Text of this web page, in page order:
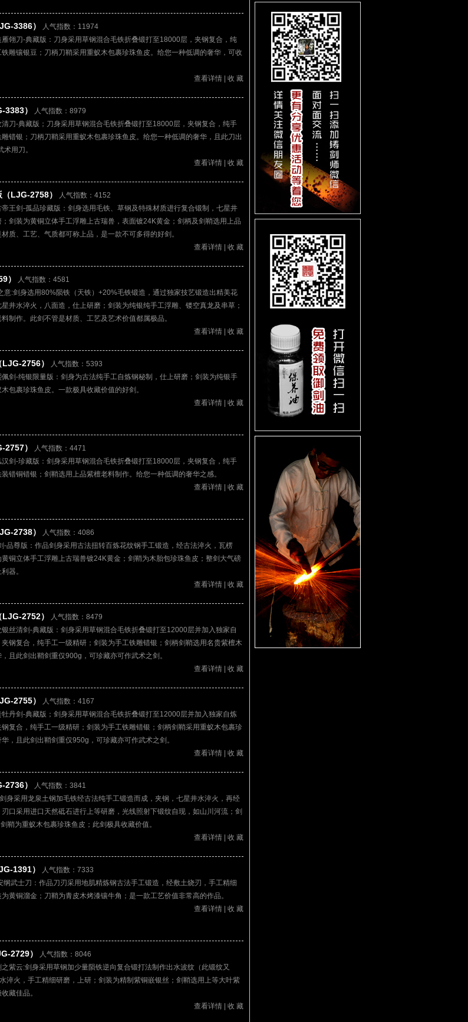
3386）
人气指数：11974
翎刀-典藏版：刀身采用草钢混合毛铁折叠锻打至18000层，夹钢复合，纯
雕镶银豆；刀柄刀鞘采用重蚁木包裹珍珠鱼皮。给您一种低调的奢华，可收
查看详情
收 藏
）
人气指数：8979
刀-典藏版；刀身采用草钢混合毛铁折叠锻打至18000层，夹钢复合，纯手
错银；刀柄刀鞘采用重蚁木包裹珍珠鱼皮。给您一种低调的奢华，且此刀出
用刀。
查看详情
收 藏
LJG-2758）
人气指数：4152
王剑-孤品珍藏版：剑身选用毛铁、草钢及特殊材质进行复合锻制，七星井
剑装为黄铜立体手工浮雕上古瑞兽，表面镀24K黄金；剑柄及剑鞘选用上品
质、工艺、气质都可称上品，是一款不可多得的好剑。
查看详情
收 藏
）
人气指数：4581
意:剑身选用80%陨铁（天铁）+20%毛铁锻造，通过独家技艺锻造出精美花
井水淬火，八面造，仕上研磨；剑装为纯银纯手工浮雕、镂空真龙及串草；
制作。此剑不管是材质、工艺及艺术价值都属极品。
查看详情
收 藏
2756）
人气指数：5393
剑-纯银限量版：剑身为古法纯手工自炼钢秘制，仕上研磨；剑装为纯银手
包裹珍珠鱼皮。一款极具收藏价值的好剑。
查看详情
收 藏
）
人气指数：4471
剑-珍藏版：剑身采用草钢混合毛铁折叠锻打至18000层，夹钢复合，纯手
错铜错银；剑鞘选用上品紫檀老料制作。给您一种低调的奢华之感。
查看详情
收 藏
2738）
人气指数：4086
-品尊版：作品剑身采用古法扭转百炼花纹钢手工锻造，经古法淬火，瓦楞
铜立体手工浮雕上古瑞兽镀24K黄金；剑鞘为木胎包珍珠鱼皮；整剑大气磅
器。
查看详情
收 藏
2752）
人气指数：8479
丝清剑-典藏版：剑身采用草钢混合毛铁折叠锻打至12000层并加入独家自
钢复合，纯手工一级精研；剑装为手工铁雕错银；剑柄剑鞘选用名贵紫檀木
且此剑出鞘剑重仅900g，可珍藏亦可作武术之剑。
查看详情
收 藏
2755）
人气指数：4167
丹剑-典藏版；剑身采用草钢混合毛铁折叠锻打至12000层并加入独家自炼
复合，纯手工一级精研；剑装为手工铁雕错银；剑柄剑鞘采用重蚁木包裹珍
，且此剑出鞘剑重仅950g，可珍藏亦可作武术之剑。
查看详情
收 藏
）
人气指数：3841
身采用龙泉土钢加毛铁经古法纯手工锻造而成，夹钢，七星井水淬火，再经
口采用进口天然砥石进行上等研磨，光线照射下锻纹自现，如山川河流；剑
鞘为重蚁木包裹珍珠鱼皮；此剑极具收藏价值。
查看详情
收 藏
1391）
人气指数：7333
纲武士刀：作品刀刃采用地肌精炼钢古法手工锻造，经敷土烧刃，手工精细
黄铜溜金；刀鞘为青皮木烤漆镶牛角；是一款工艺价值非常高的作品。
查看详情
收 藏
2729）
人气指数：8046
紫云:剑身采用草钢加少量陨铁逆向复合锻打法制作出水波纹（此锻纹又
淬火，手工精细研磨，上研；剑装为精制紫铜嵌银丝；剑鞘选用上等大叶紫
藏佳品。
查看详情
收 藏